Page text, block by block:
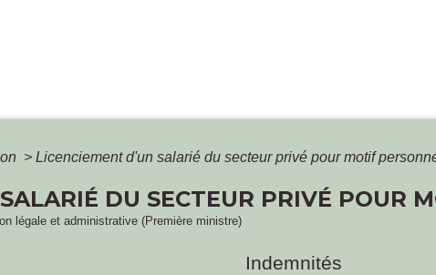
> Licenciement d'un salarié du secteur privé pour motif
DU SECTEUR PRIVÉ POUR
légale et administrative (Première ministre)
Indemnités